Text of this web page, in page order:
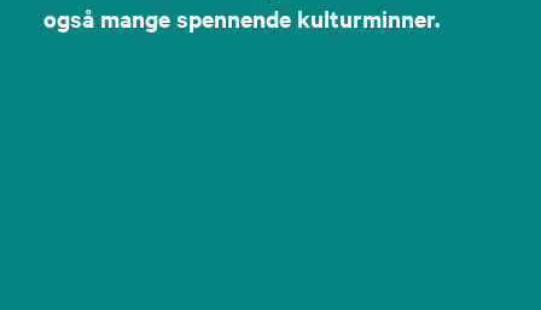
også mange spennende kulturminner.